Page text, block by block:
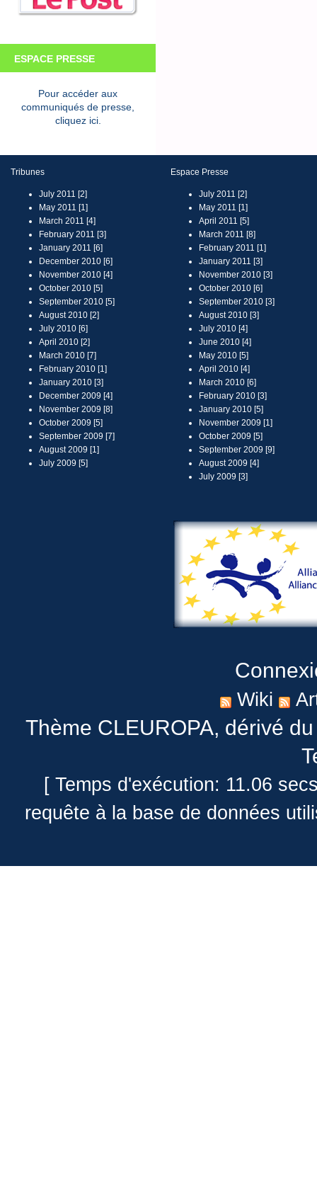
ESPACE PRESSE
Pour accéder aux
communiqués de presse,
cliquez ici.
Tribunes
July 2011 [2]
May 2011 [1]
March 2011 [4]
February 2011 [3]
January 2011 [6]
December 2010 [6]
November 2010 [4]
October 2010 [5]
September 2010 [5]
August 2010 [2]
July 2010 [6]
April 2010 [2]
March 2010 [7]
February 2010 [1]
January 2010 [3]
December 2009 [4]
November 2009 [8]
October 2009 [5]
September 2009 [7]
August 2009 [1]
July 2009 [5]
Espace Presse
July 2011 [2]
May 2011 [1]
April 2011 [5]
March 2011 [8]
February 2011 [1]
January 2011 [3]
November 2010 [3]
October 2010 [6]
September 2010 [3]
August 2010 [3]
July 2010 [4]
June 2010 [4]
May 2010 [5]
April 2010 [4]
March 2010 [6]
February 2010 [3]
January 2010 [5]
November 2009 [1]
October 2009 [5]
September 2009 [9]
August 2009 [4]
July 2009 [3]
Wiki
Thème CLEUROPA, dérivé
[ Temps d'exécution: 11.06
requête à la base de données